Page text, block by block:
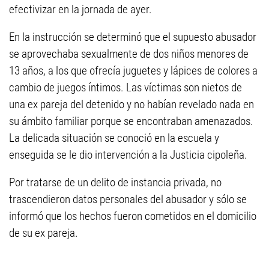
efectivizar en la jornada de ayer.
En la instrucción se determinó que el supuesto abusador
se aprovechaba sexualmente de dos niños menores de
13 años, a los que ofrecía juguetes y lápices de colores a
cambio de juegos íntimos. Las víctimas son nietos de
una ex pareja del detenido y no habían revelado nada en
su ámbito familiar porque se encontraban amenazados.
La delicada situación se conoció en la escuela y
enseguida se le dio intervención a la Justicia cipoleña.
Por tratarse de un delito de instancia privada, no
trascendieron datos personales del abusador y sólo se
informó que los hechos fueron cometidos en el domicilio
de su ex pareja.